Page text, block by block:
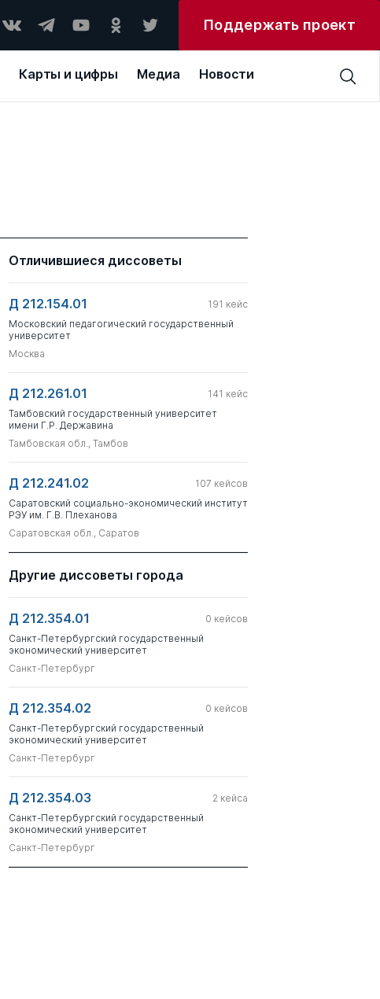
Поддержать проект
Карты и цифры Медиа Новости
Отличившиеся диссоветы
Д 212.154.01 191 кейс
Московский педагогический государственный
университет
Москва
Д 212.261.01 141 кейс
Тамбовский государственный университет
имени Г.Р. Державина
Тамбовская обл., Тамбов
Д 212.241.02 107 кейсов
Саратовский социально-экономический институт
РЭУ им. Г.В. Плеханова
Саратовская обл., Саратов
Другие диссоветы города
Д 212.354.01 0 кейсов
Санкт-Петербургский государственный
экономический университет
Санкт-Петербург
Д 212.354.02 0 кейсов
Санкт-Петербургский государственный
экономический университет
Санкт-Петербург
Д 212.354.03 2 кейса
Санкт-Петербургский государственный
экономический университет
Санкт-Петербург